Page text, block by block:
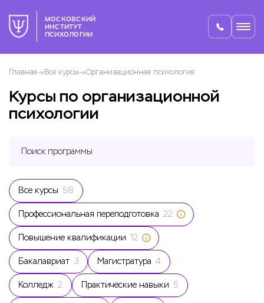
МОСКОВСКИЙ
ИНСТИТУТ
ПСИХОЛОГИИ
Главная Все курсы Организационная психология
Курсы по организационной
психологии
Все курсы 58
Профессиональная переподготовка 22
Повышение квалификации 12
Бакалавриат 3 Магистратура 4
Колледж 2 Практические навыки 5